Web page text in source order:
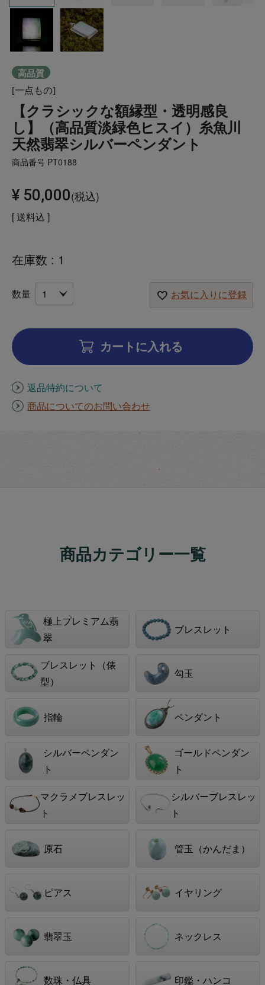
高品質
[一点もの]
【クラシックな額縁型・透明感良
し】（高品質淡緑色ヒスイ）糸魚川
天然翡翠シルバーペンダント
商品番号 PT0188
¥ 50,000 税込
送料込
在庫数 1
お気に入りに登録
カートに入れる
返品特約について
商品についてのお問い合わせ
商品カテゴリー一覧
極上プレミアム翡
翠
ブレスレット
ブレスレット（俵
型）
勾玉
指輪 ペンダント
シルバーペンダン
ト
ゴールドペンダン
ト
マクラメブレスレッ
ト
シルバーブレスレッ
ト
原石 管玉（かんだま）
ピアス イヤリング
翡翠玉 ネックレス
数珠・仏具 印鑑・ハンコ